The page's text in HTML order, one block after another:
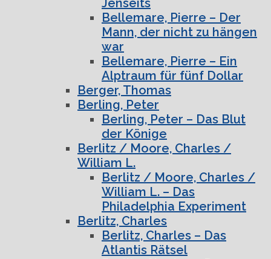
Bellemare, Pierre – Der
Mann, der nicht zu hängen
war
Bellemare, Pierre – Ein
Alptraum für fünf Dollar
Berger, Thomas
Berling, Peter
Berling, Peter – Das Blut
der Könige
Berlitz / Moore, Charles /
William L.
Berlitz / Moore, Charles /
William L. – Das
Philadelphia Experiment
Berlitz, Charles
Berlitz, Charles – Das
Atlantis Rätsel